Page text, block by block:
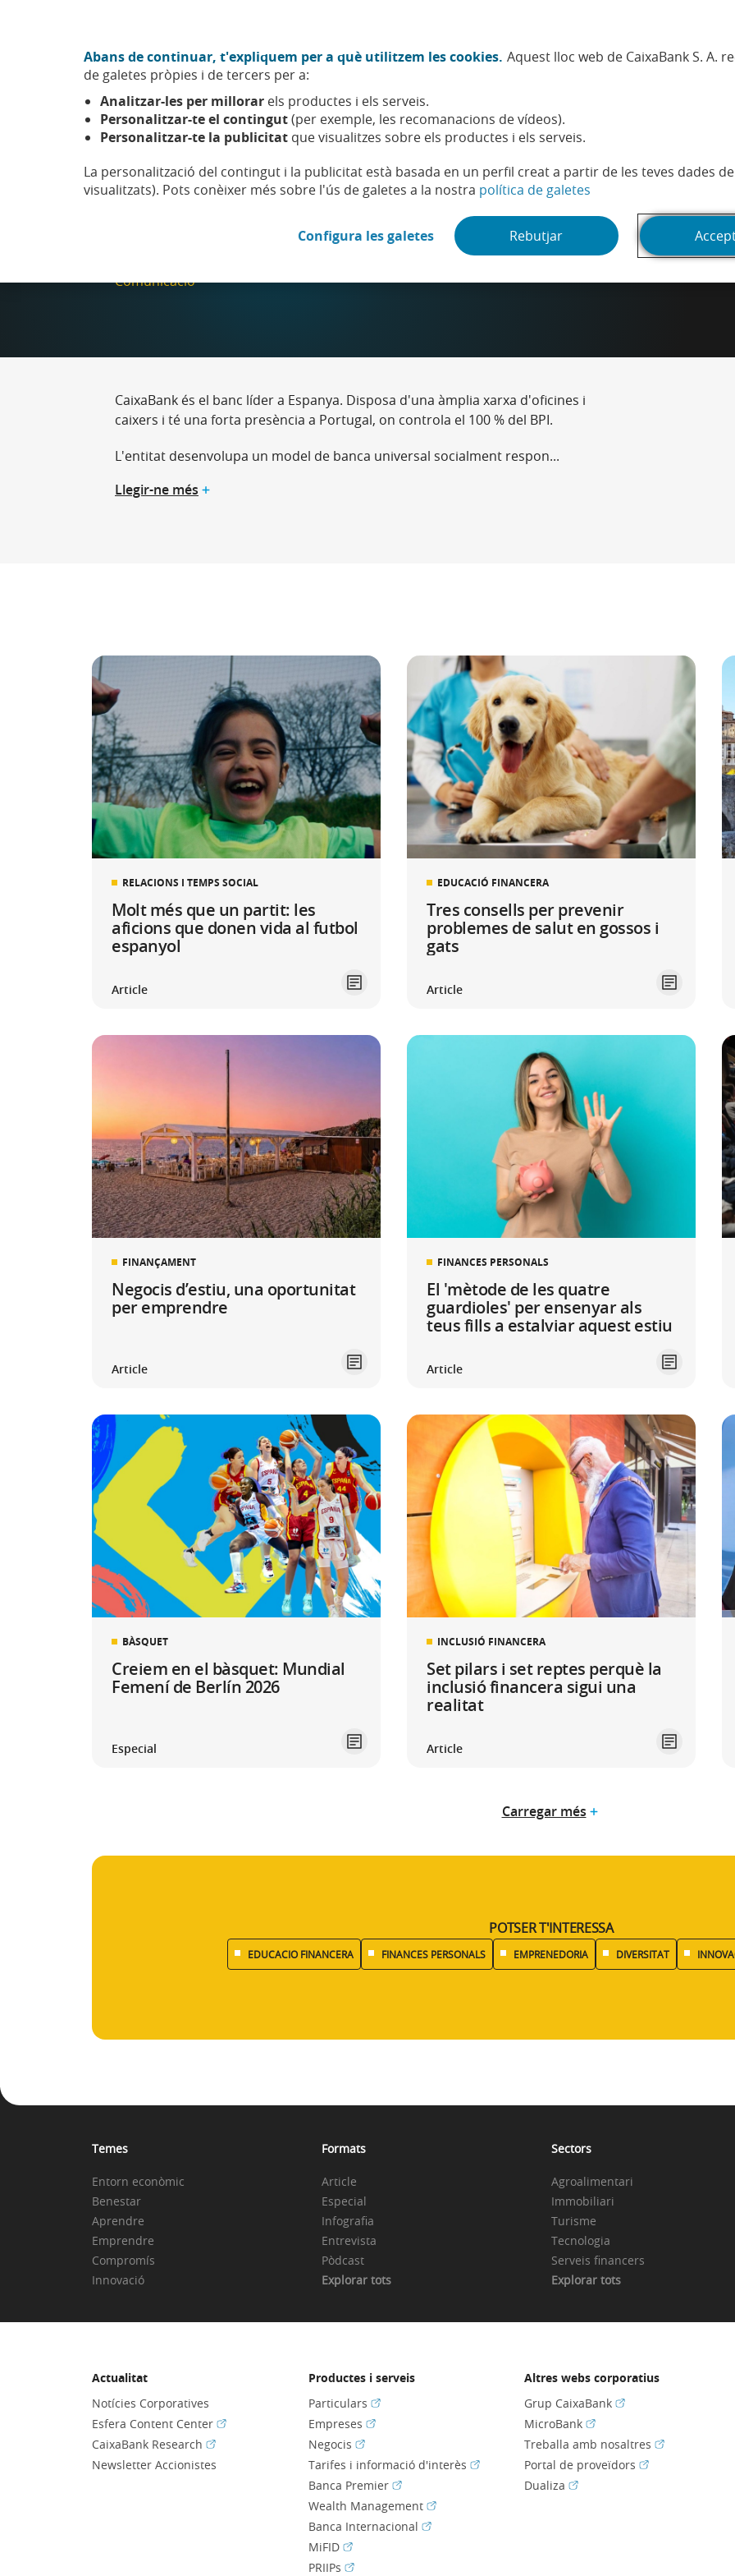
Abans de continuar, t'expliquem per a què utilitzem les cookies. Aquest lloc web de CaixaBank S. A.
de galetes pròpies i de tercers per a:
Analitzar-les per millorar els productes i els serveis.
Personalitzar-te el contingut(per exemple, les recomanacions de vídeos).
Personalitzar-te la publicitat que visualitzes sobre els productes i els serveis.
La personalització del contingut i la publicitat està basada en un perfil creat a partir de les teves dades
visualitzats). Pots conèixer més sobre l'ús de galetes a la nostra política de galetes
Configura les galetes(Obre en finestra nova)
Rebutjar
Sobre nosaltres Accionistes i inversors
Esfera CaixaBank
CaixaBank
Comunicació
CaixaBank és el banc líder a Espanya. Disposa d'una àmplia xarxa d'oficines i
caixers i té una forta presència a Portugal, on controla el 100 % del BPI.
L'entitat desenvolupa un model de banca universal socialment respon...
Llegir-ne més
RELACIONS I TEMPS SOCIAL
Molt més que un partit: les
aficions que donen vida al futbol
espanyol
Article
EDUCACIÓ FINANCERA
Tres consells per prevenir
problemes de salut en gossos i
gats
Article
FINANÇAMENT
Negocis d’estiu, una oportunitat
per emprendre
Article
FINANCES PERSONALS
El 'mètode de les quatre
guardioles' per ensenyar als
teus fills a estalviar aquest estiu
Article
BÀSQUET
Creiem en el bàsquet: Mundial
Femení de Berlín 2026
Especial
INCLUSIÓ FINANCERA
Set pilars i set reptes perquè la
inclusió financera sigui una
realitat
Article
Carregar més
POTSER T'INTERESSA
EDUCACIO FINANCERA FINANCES PERSONALS EMPRENEDORIA DIVERSITAT
Temes
Entorn econòmic
Benestar
Aprendre
Emprendre
Compromís
Innovació
Formats
Article
Especial
Infografia
Entrevista
Pòdcast
Explorar tots
Sectors
Agroalimentari
Immobiliari
Turisme
Tecnologia
Serveis financers
Explorar tots
Actualitat
Notícies Corporatives
Esfera Content Center (Obre en finestra nova)
CaixaBank Research (Obre en finestra nova)
Newsletter Accionistes
Productes i serveis
Particulars (Obre en finestra nova)
Empreses (Obre en finestra nova)
Negocis (Obre en finestra nova)
Tarifes i informació d'interès (Obre en finestra nova)
Banca Premier (Obre en finestra nova)
Wealth Management (Obre en finestra nova)
Banca Internacional (Obre en finestra nova)
MiFID (Obre en finestra nova)
PRIIPs (Obre en finestra nova)
Altres webs corporatius
Grup CaixaBank(Obre en finestra nova)
MicroBank(Obre en finestra nova)
Treballa amb nosaltres(Obre en
Portal de proveïdors(Obre en finestra
Dualiza(Obre en finestra nova)